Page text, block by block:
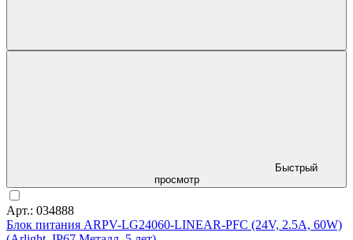
Быстрый
просмотр
Арт.: 034888
Блок питания ARPV-LG24060-LINEAR-PFC (24V, 2.5A, 60W)